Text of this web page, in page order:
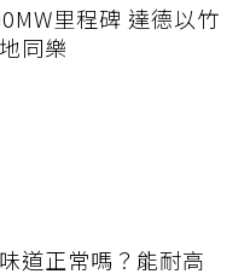
里程碑 達德以竹
同樂
道正常嗎？能耐高